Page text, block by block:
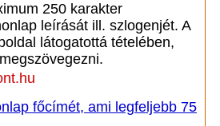
250 karakter
leírását ill. szlogenjét. A
látogatottá tételében,
főcímét, ami legfeljebb 75